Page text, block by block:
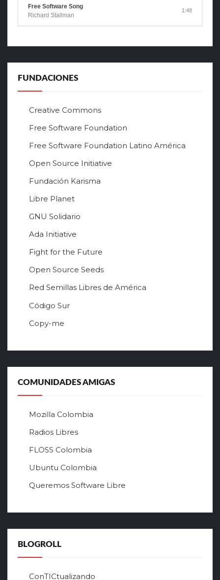
Free Software Song
Richard Stallman
1:48
FUNDACIONES
Creative Commons
Free Software Foundation
Free Software Foundation Latino América
Open Source Initiative
Fundación Karisma
Libre Planet
GNU Solidario
Ada Initiative
Fight for the Future
Open Source Seeds
Red Semillas Libres de América
о
и
л
ь
й
а
т
л
ч
о
в
о
Código Sur
Copy-me
COMUNIDADES AMIGAS
Mozilla Colombia
Radios Libres
FLOSS Colombia
Ubuntu Colombia
Queremos Software Libre
BLOGROLL
ConTICtualizando